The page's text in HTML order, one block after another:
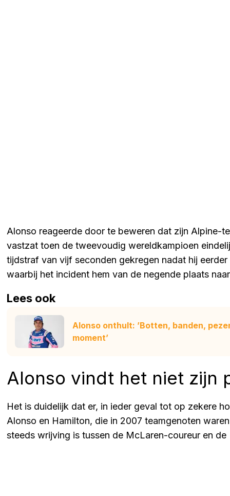
Alonso reageerde door te beweren dat zijn Alpine-
vastzat toen de tweevoudig wereldkampioen
tijdstraf van vijf seconden gekregen nadat hij
waarbij het incident hem van de negende plaats
Lees ook
Alonso onthult: ’Botten, banden,
moment’
Alonso vindt het niet zijn
Het is duidelijk dat er, in ieder geval tot op zekere
Alonso en Hamilton, die in 2007 teamgenoten
steeds wrijving is tussen de McLaren-coureur en